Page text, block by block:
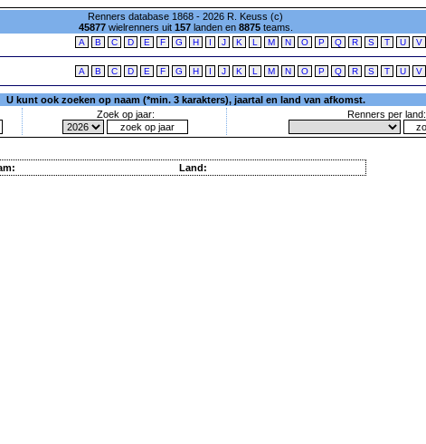
Renners database 1868 - 2026 R. Keuss (c)
45877wielrenners uit 157landen en 8875teams.
A B C D E F G H I J K L M N O P Q R S T U V
A B C D E F G H I J K L M N O P Q R S T U V
U kunt ook zoeken op naam (*min. 3 karakters), jaartal en land van afkomst.
Zoek op jaar: Renners per land:
Land: